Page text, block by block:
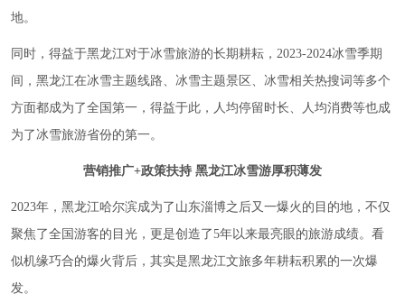
地。
同时，得益于黑龙江对于冰雪旅游的长期耕耘，2023-2024冰雪季期
间，黑龙江在冰雪主题线路、冰雪主题景区、冰雪相关热搜词等多个
方面都成为了全国第一，得益于此，人均停留时长、人均消费等也成
为了冰雪旅游省份的第一。
营销推广+政策扶持 黑龙江冰雪游厚积薄发
2023年，黑龙江哈尔滨成为了山东淄博之后又一爆火的目的地，不仅
聚焦了全国游客的目光，更是创造了5年以来最亮眼的旅游成绩。看
似机缘巧合的爆火背后，其实是黑龙江文旅多年耕耘积累的一次爆
发。